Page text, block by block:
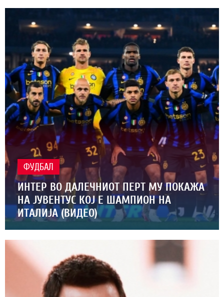
ФУДБАЛ
ИНТЕР ВО ДАЛЕЧНИОТ ПЕРТ МУ ПОКАЖА
НА ЈУВЕНТУС КОЈ Е ШАМПИОН НА
ИТАЛИЈА (ВИДЕО)